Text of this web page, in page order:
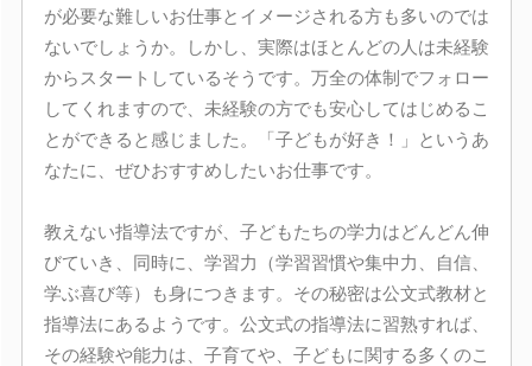
が必要な難しいお仕事とイメージされる方も多いのでは
ないでしょうか。しかし、実際はほとんどの人は未経験
からスタートしているそうです。万全の体制でフォロー
してくれますので、未経験の方でも安心してはじめるこ
とができると感じました。「子どもが好き！」というあ
なたに、ぜひおすすめしたいお仕事です。
教えない指導法ですが、子どもたちの学力はどんどん伸
びていき、同時に、学習力（学習習慣や集中力、自信、
学ぶ喜び等）も身につきます。その秘密は公文式教材と
指導法にあるようです。公文式の指導法に習熟すれば、
その経験や能力は、子育てや、子どもに関する多くのこ